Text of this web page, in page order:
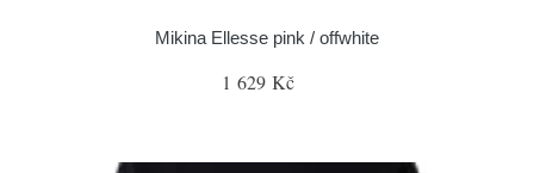
Mikina Ellesse pink / offwhite
1 629 Kč